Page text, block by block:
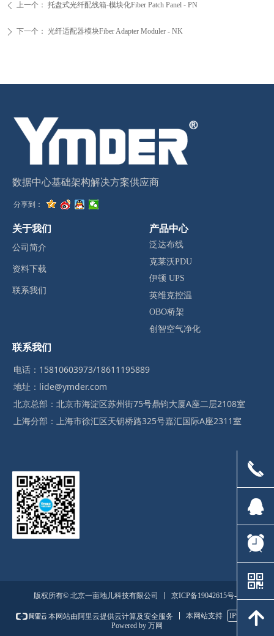
ꄴ 上一个： 托盘式光纤配线箱-模块化Fiber Patch Panel - PN
ꄲ 下一个： 光纤适配器模块Fiber Adapter Moduler - NK
数据中心基础架构解决方案供应商
分享到：
公司简介
资料下载
联系我们
关于我们 产品中心
泛达布线
克莱沃PDU
伊顿 UPS
英维克控温
OBO桥架
创智空气净化
联系我们
电话：15810603973/18611195889
地址：lide@ymder.com
北京总部：北京市海淀区苏州街75号鼎钧大厦A座二层2108室
上海分部：上海市徐汇区天钥桥路325号嘉汇国际A座2311室
版权所有© 北京一亩地儿科技有限公司 京ICP备19042615号-1
本网站由阿里云提供云计算及安全服务 本网站支持
IPv6
Powered by 万网
끅
뀩
뀥
낃
녕